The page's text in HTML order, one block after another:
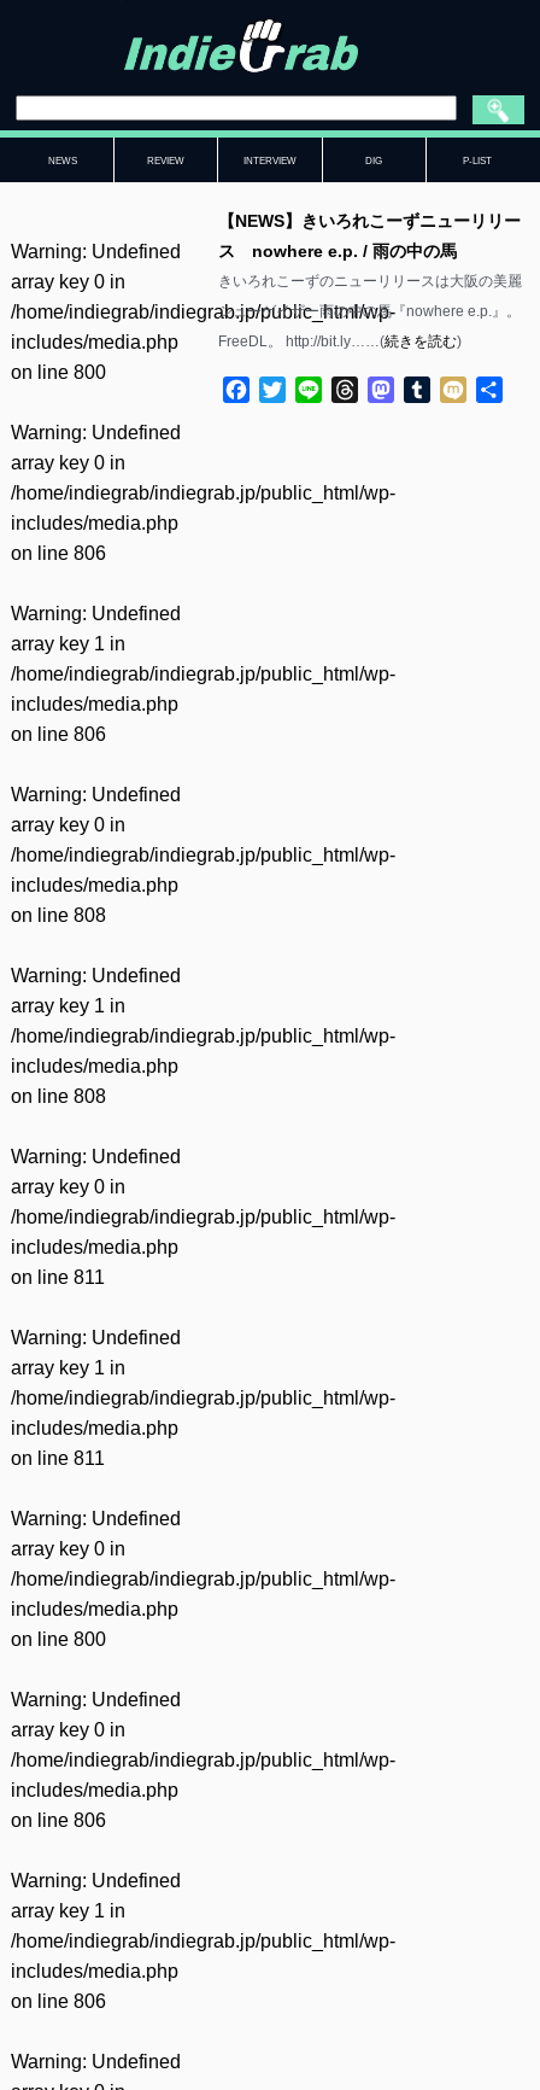
NEWS REVIEW INTERVIEW DIG P-LIST
Warning: Undefined
array key 0 in
/home/indiegrab/indiegrab.jp/public_html/wp-
includes/media.php
on line 800
Warning: Undefined
array key 0 in
/home/indiegrab/indiegrab.jp/public_html/wp-
includes/media.php
on line 806
Warning: Undefined
array key 1 in
/home/indiegrab/indiegrab.jp/public_html/wp-
includes/media.php
on line 806
Warning: Undefined
array key 0 in
/home/indiegrab/indiegrab.jp/public_html/wp-
includes/media.php
on line 808
Warning: Undefined
array key 1 in
/home/indiegrab/indiegrab.jp/public_html/wp-
includes/media.php
on line 808
Warning: Undefined
array key 0 in
/home/indiegrab/indiegrab.jp/public_html/wp-
includes/media.php
on line 811
Warning: Undefined
array key 1 in
/home/indiegrab/indiegrab.jp/public_html/wp-
includes/media.php
on line 811
Warning: Undefined
array key 0 in
/home/indiegrab/indiegrab.jp/public_html/wp-
includes/media.php
on line 800
Warning: Undefined
array key 0 in
/home/indiegrab/indiegrab.jp/public_html/wp-
includes/media.php
on line 806
Warning: Undefined
array key 1 in
/home/indiegrab/indiegrab.jp/public_html/wp-
includes/media.php
on line 806
Warning: Undefined
【NEWS】きいろれこーずニューリリー
ス nowhere e.p. / 雨の中の馬
きいろれこーずのニューリリースは大阪の美麗
シューゲイザー雨の中の馬『nowhere e.p.』。
FreeDL。 http://bit.ly……(続きを読む)
Facebook
TwitterLine ThreadsMastodon
Tumblr
Mixi